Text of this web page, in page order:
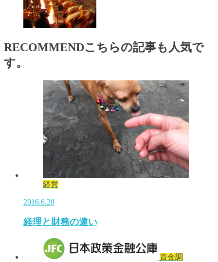
RECOMMENDこちらの記事も人気で
す。
経営
2016.6.20
経理と財務の違い
資金調